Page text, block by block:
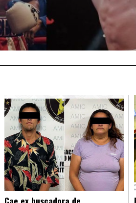
Cae ex buscadora de